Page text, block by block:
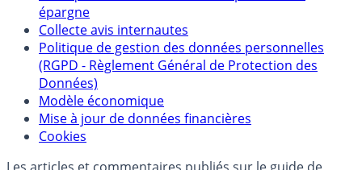
Politique de référencement des placements
épargne
Collecte avis internautes
Politique de gestion des données personnelles
(RGPD - Règlement Général de Protection des
Données)
Modèle économique
Mise à jour de données financières
Cookies